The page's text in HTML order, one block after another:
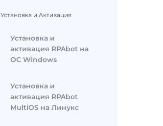
Установка и Активация
Установка и
активация RPAbot на
ОС Windows
Установка и
активация RPAbot
MultiOS на Линукс